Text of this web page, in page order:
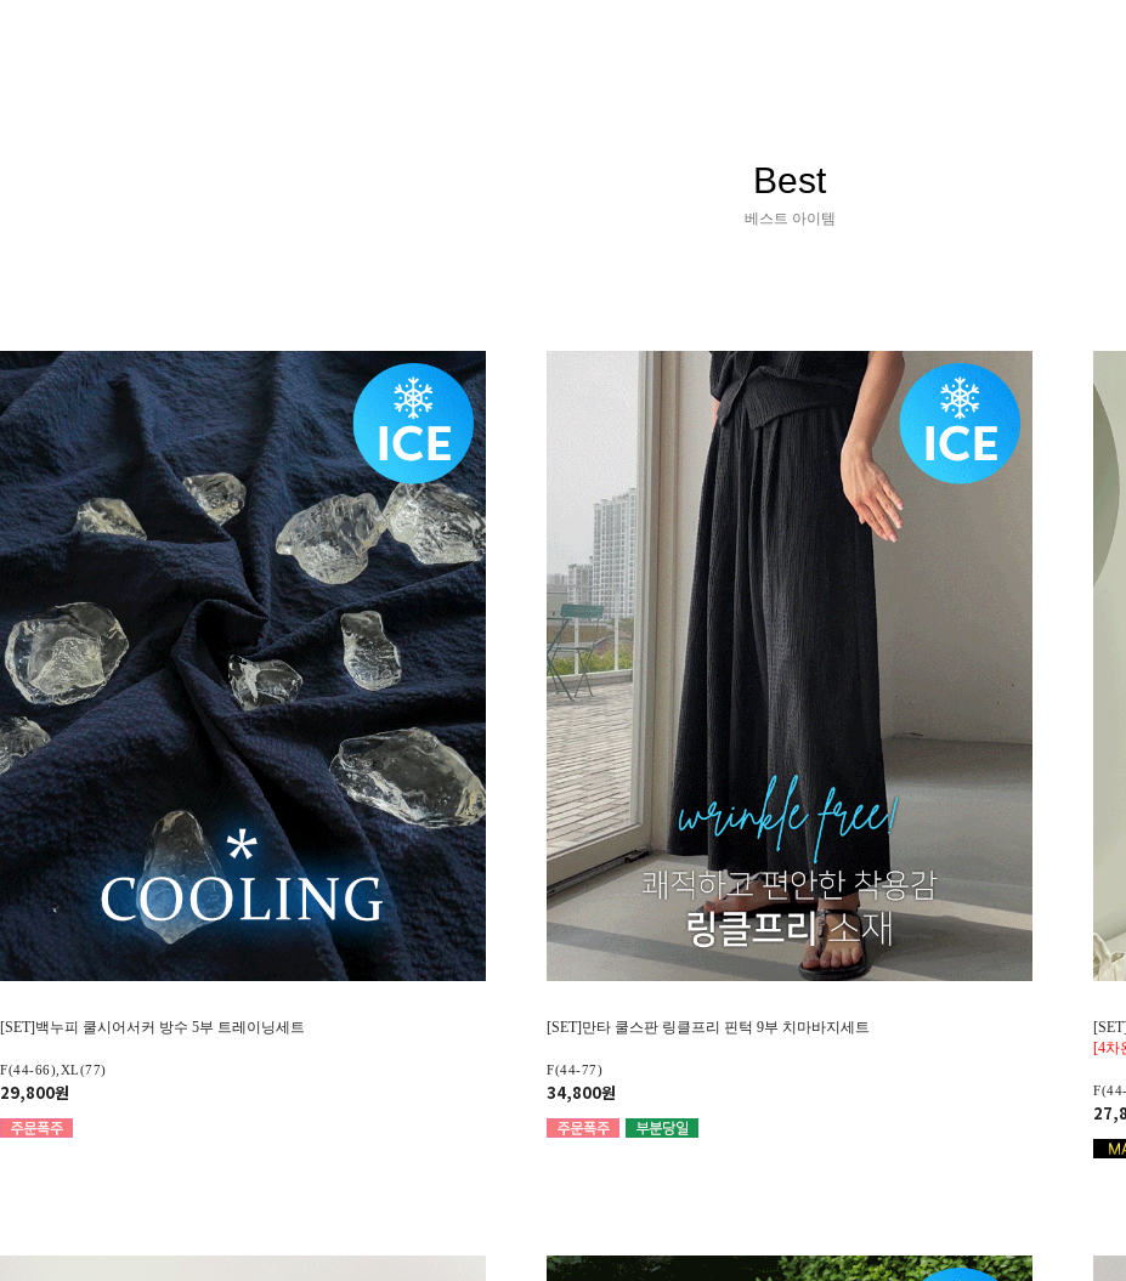
Best
베스트 아이템
[SET]백누피 쿨시어서커 방수 5부 트레이닝세트
F(44-66),XL(77)
29,800원
[SET]만타 쿨스판 링클프리 핀턱 9부 치마바지세트
F(44-77)
34,800원
[4차